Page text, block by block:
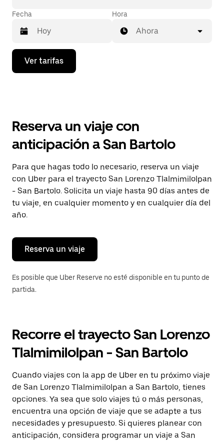
Fecha
Presiona
flecha
el
y
selecciona
una
fecha.
Presiona
la
tecla Esc
para
cerrar
calendario.
Hora
Ahora
Ver tarifas
Reserva un viaje con
anticipación a San Bartolo
Para que hagas todo lo necesario, reserva un viaje
con Uber para el trayecto San Lorenzo Tlalmimilolpan
- San Bartolo. Solicita un viaje hasta 90 días antes de
tu viaje, en cualquier momento y en cualquier día del
año.
Reserva un viaje
Es posible que Uber Reserve no esté disponible en tu punto de
partida.
Recorre el trayecto San Lorenzo
Tlalmimilolpan - San Bartolo
Cuando viajes con la app de Uber en tu próximo viaje
de San Lorenzo Tlalmimilolpan a San Bartolo, tienes
opciones. Ya sea que solo viajes tú o más personas,
encuentra una opción de viaje que se adapte a tus
necesidades y presupuesto. Si quieres planear con
anticipación, considera programar un viaje a San